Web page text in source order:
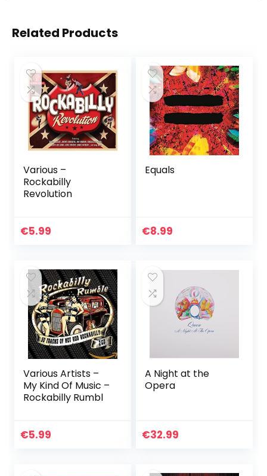
Related Products
Various –
Rockabilly
Revolution
€5.99
Equals
€8.99
Various Artists –
My Kind Of Music –
Rockabilly Rumbl
€5.99
A Night at the
Opera
€32.99